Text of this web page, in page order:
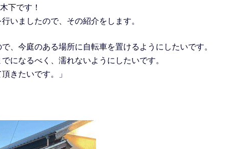
下です！
いましたので、その紹介をします。
、今庭のある場所に自転車を置けるようにしたいです。
になるべく、濡れないようにしたいです。
きたいです。」